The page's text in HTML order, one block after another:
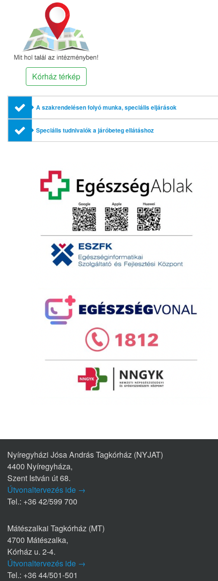
Kórház térkép
A szakrendelésen folyó munka, speciális eljárások
Speciális tudnivalók a járóbeteg ellátáshoz
Nyíregyházi Jósa András Tagkórház (NYJAT)
4400 Nyíregyháza,
Szent István út 68.
Útvonaltervezés ide →
Tel.: +36 42/599 700
Mátészalkai Tagkórház (MT)
4700 Mátészalka,
Kórház u. 2-4.
Útvonaltervezés ide →
Tel.: +36 44/501-501